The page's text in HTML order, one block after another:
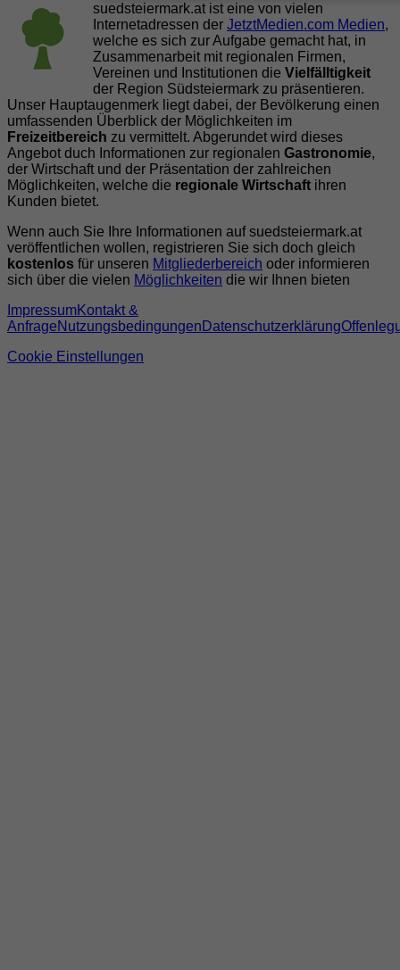
suedsteiermark.at ist eine von vielen
Internetadressen der JetztMedien.com Medien,
welche es sich zur Aufgabe gemacht hat, in
Zusammenarbeit mit regionalen Firmen,
Vereinen und Institutionen die Vielfälltigkeit
der Region Südsteiermark zu präsentieren.
Unser Hauptaugenmerk liegt dabei, der Bevölkerung einen
umfassenden Überblick der Möglichkeiten im
Freizeitbereich zu vermittelt. Abgerundet wird dieses
Angebot duch Informationen zur regionalen Gastronomie,
der Wirtschaft und der Präsentation der zahlreichen
Möglichkeiten, welche die regionale Wirtschaft ihren
Kunden bietet.
Wenn auch Sie Ihre Informationen auf suedsteiermark.at
veröffentlichen wollen, registrieren Sie sich doch gleich
kostenlos für unseren Mitgliederbereich oder informieren
sich über die vielen Möglichkeiten die wir Ihnen bieten
ImpressumKontakt &
AnfrageNutzungsbedingungen Datenschutzerklärung
Cookie Einstellungen